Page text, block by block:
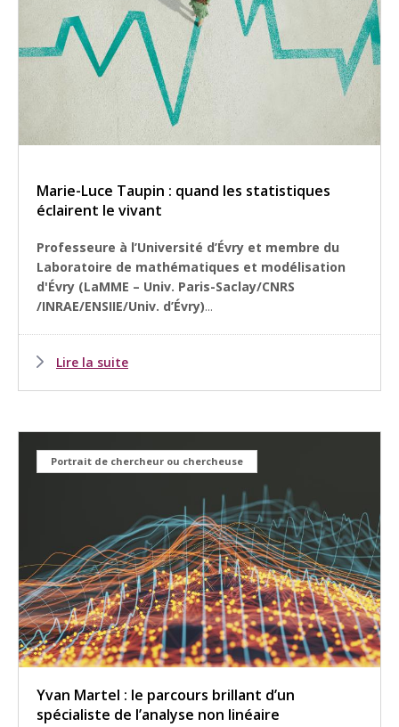
Marie-Luce Taupin : quand les statistiques
éclairent le vivant
Professeure à l’Université d’Évry et membre du
Laboratoire de mathématiques et modélisation
d'Évry (LaMME – Univ. Paris-Saclay/CNRS
/INRAE/ENSIIE/Univ. d’Évry)...
Lire la suite
Portrait de chercheur ou chercheuse
Yvan Martel : le parcours brillant d’un
spécialiste de l’analyse non linéaire